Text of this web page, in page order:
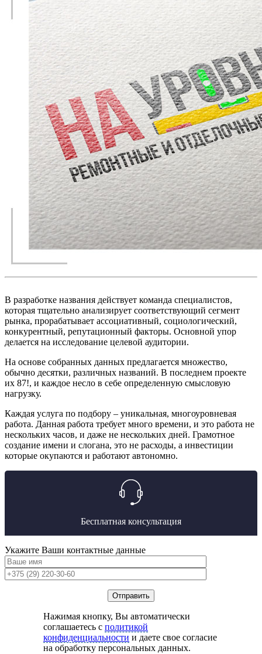
В разработке названия действует команда специалистов,
которая тщательно анализирует соответствующий сегмент
рынка, прорабатывает ассоциативный, социологический,
конкурентный, репутационный факторы. Основной упор
делается на исследование целевой аудитории.
На основе собранных данных предлагается множество,
обычно десятки, различных названий. В последнем проекте
их 87!, и каждое несло в себе определенную смысловую
нагрузку.
Каждая услуга по подбору – уникальная, многоуровневая
работа. Данная работа требует много времени, и это работа не
нескольких часов, и даже не нескольких дней. Грамотное
создание имени и слогана, это не расходы, а инвестиции
которые окупаются и работают автономно.
Бесплатная консультация
Укажите Ваши контактные данные
Нажимая кнопку, Вы автоматически
соглашаетесь с политикой
конфиденциальности и даете свое согласие
на обработку персональных данных.